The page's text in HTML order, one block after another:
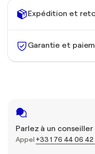
Expédition et
Garantie et
Parlez à un
Appel +33 1 76 44 06 42